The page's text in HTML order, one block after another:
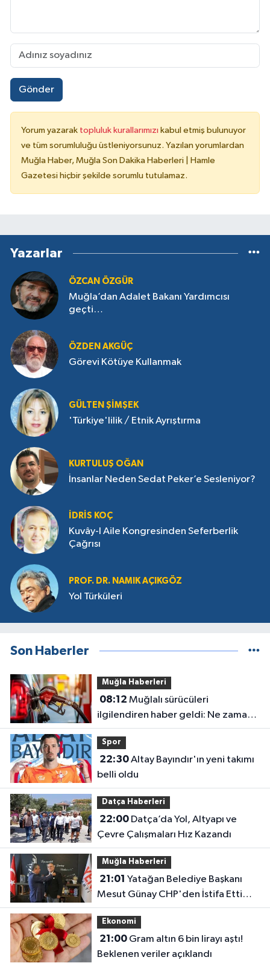
Gönder
Yorum yazarak topluluk kurallarımızı kabul etmiş bulunuyor
ve tüm sorumluluğu üstleniyorsunuz. Yazılan yorumlardan
Muğla Haber, Muğla Son Dakika Haberleri | Hamle
Gazetesi hiçbir şekilde sorumlu tutulamaz.
Yazarlar
ÖZCAN ÖZGÜR
Muğla’dan Adalet Bakanı Yardımcısı
geçti…
ÖZDEN AKGÜÇ
Görevi Kötüye Kullanmak
GÜLTEN ŞIMŞEK
'Türkiye'lilik / Etnik Ayrıştırma
KURTULUŞ OĞAN
İnsanlar Neden Sedat Peker’e Sesleniyor?
İDRIS KOÇ
Kuvây-I Aile Kongresinden Seferberlik
Çağrısı
PROF. DR. NAMIK AÇIKGÖZ
Yol Türküleri
Son Haberler
Muğla Haberleri
08:12
ilgilendiren haber geldi: Ne zaman
indirim gelecek?
Spor
22:30Altay Bayındır'ın yeni takımı
belli oldu
Datça Haberleri
22:00Datça’da Yol, Altyapı ve
Çevre Çalışmaları Hız Kazandı
Muğla Haberleri
21:01
Mesut Günay CHP'den İstifa Etti
Yeni Parti'ye Katıldı
Ekonomi
21:00Gram altın 6 bin lirayı aştı!
Beklenen veriler açıklandı